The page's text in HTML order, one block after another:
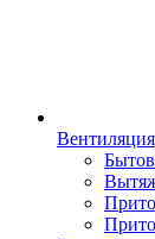
Вентиляция